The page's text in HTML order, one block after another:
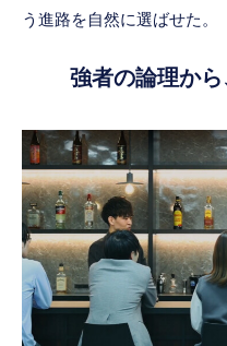
う進路を自然に選ばせた。
強者の論理か